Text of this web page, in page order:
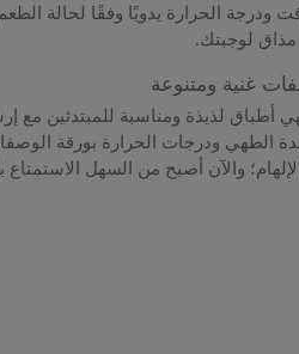
ودرجة الحرارة يدويًا وفقًا لحالة
لوجبتك.
غنية ومتنوعة
أطباق لذيذة ومناسبة للمبتدئين مع
الطهي ودرجات الحرارة بورقة
والآن أصبح من السهل